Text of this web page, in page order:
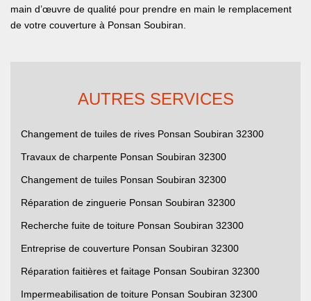
main d’œuvre de qualité pour prendre en main le remplacement
de votre couverture à Ponsan Soubiran.
AUTRES SERVICES
Changement de tuiles de rives Ponsan Soubiran 32300
Travaux de charpente Ponsan Soubiran 32300
Changement de tuiles Ponsan Soubiran 32300
Réparation de zinguerie Ponsan Soubiran 32300
Recherche fuite de toiture Ponsan Soubiran 32300
Entreprise de couverture Ponsan Soubiran 32300
Réparation faitières et faitage Ponsan Soubiran 32300
Impermeabilisation de toiture Ponsan Soubiran 32300